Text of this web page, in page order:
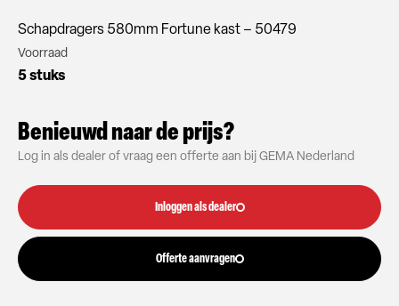
Schapdragers 580mm Fortune kast – 50479
Voorraad
5 stuks
Benieuwd naar de prijs?
Log in als dealer of vraag een offerte aan bij GEMA Nederland
Inloggen als dealer
Offerte aanvragen